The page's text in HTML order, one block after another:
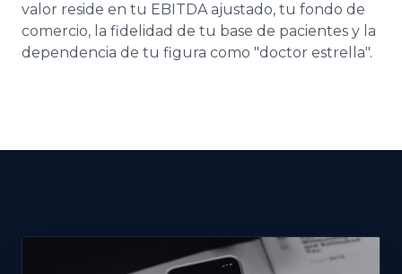
valor reside en tu EBITDA ajustado, tu fondo de
comercio, la fidelidad de tu base de pacientes y la
dependencia de tu figura como "doctor estrella".